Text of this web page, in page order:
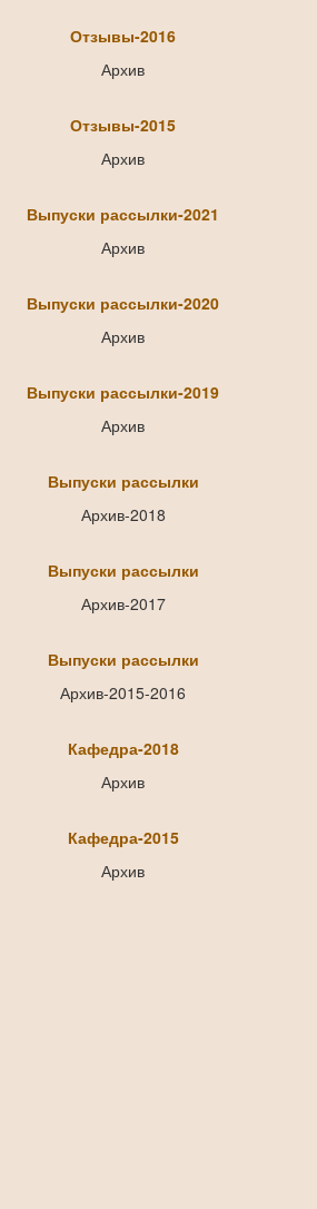
Отзывы-2016
Архив
Отзывы-2015
Архив
Выпуски рассылки-2021
Архив
Выпуски рассылки-2020
Архив
Выпуски рассылки-2019
Архив
Выпуски рассылки
Архив-2018
Выпуски рассылки
Архив-2017
Выпуски рассылки
Архив-2015-2016
Кафедра-2018
Архив
Кафедра-2015
Архив